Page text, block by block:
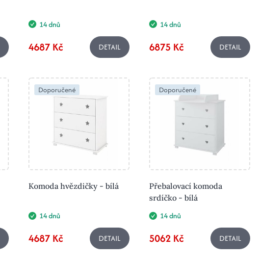
14 dnů
4687 Kč DETAIL
14 dnů
6875 Kč DETAIL
Doporučené
Komoda hvězdičky - bílá
14 dnů
4687 Kč DETAIL
Doporučené
Přebalovací komoda
srdíčko - bílá
14 dnů
5062 Kč DETAIL